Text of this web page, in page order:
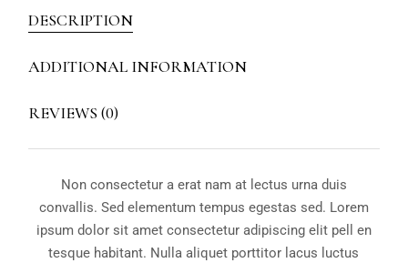
DESCRIPTION
ADDITIONAL INFORMATION
REVIEWS (0)
Non consectetur a erat nam at lectus urna duis
convallis. Sed elementum tempus egestas sed. Lorem
ipsum dolor sit amet consectetur adipiscing elit pell en
tesque habitant. Nulla aliquet porttitor lacus luctus